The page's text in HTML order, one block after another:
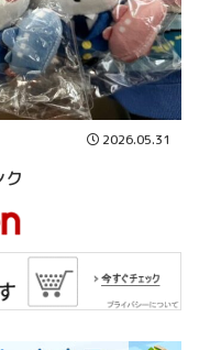
2026.05.31